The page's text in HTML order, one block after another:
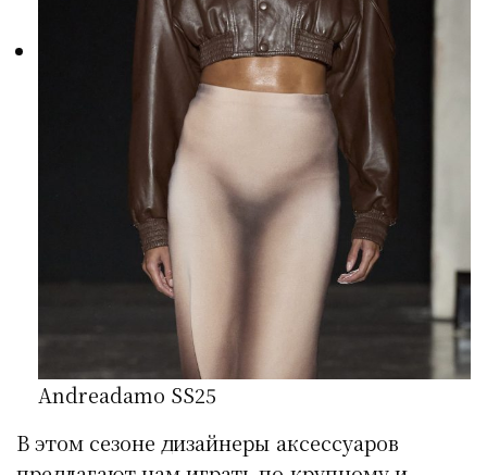
Andreadamo SS25
В этом сезоне дизайнеры аксессуаров